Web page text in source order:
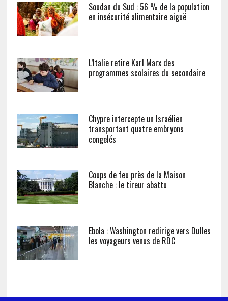
Soudan du Sud : 56 % de la population
en insécurité alimentaire aiguë
L’Italie retire Karl Marx des
programmes scolaires du secondaire
Chypre intercepte un Israélien
transportant quatre embryons
congelés
Coups de feu près de la Maison
Blanche : le tireur abattu
Ebola : Washington redirige vers Dulles
les voyageurs venus de RDC